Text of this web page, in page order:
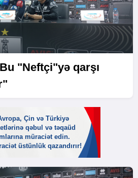
"Neftçi"yə qarşı